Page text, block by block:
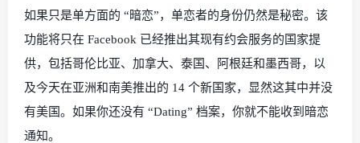
如果只是单方面的 “暗恋”，单恋者的身份仍然是秘密。该
功能将只在 Facebook 已经推出其现有约会服务的国家提
供，包括哥伦比亚、加拿大、泰国、阿根廷和墨西哥，以
及今天在亚洲和南美推出的 14 个新国家，显然这其中并没
有美国。如果你还没有 “Dating” 档案，你就不能收到暗恋
通知。